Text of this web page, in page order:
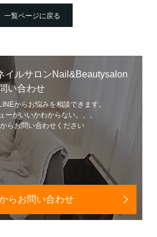
一覧ページに戻る
イルサロンNail&Beautysalon
い合わせ
からお悩みを相談できます。
ーがいいかわからない。。。
らお問い合わせください
らお問い合わせ